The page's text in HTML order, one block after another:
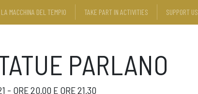
LA MACCHINA DEL TEMPIO TAKE PART IN ACTIVITIES SUPPORT US
PARLANO
- ORE 20.00 E ORE 21.30